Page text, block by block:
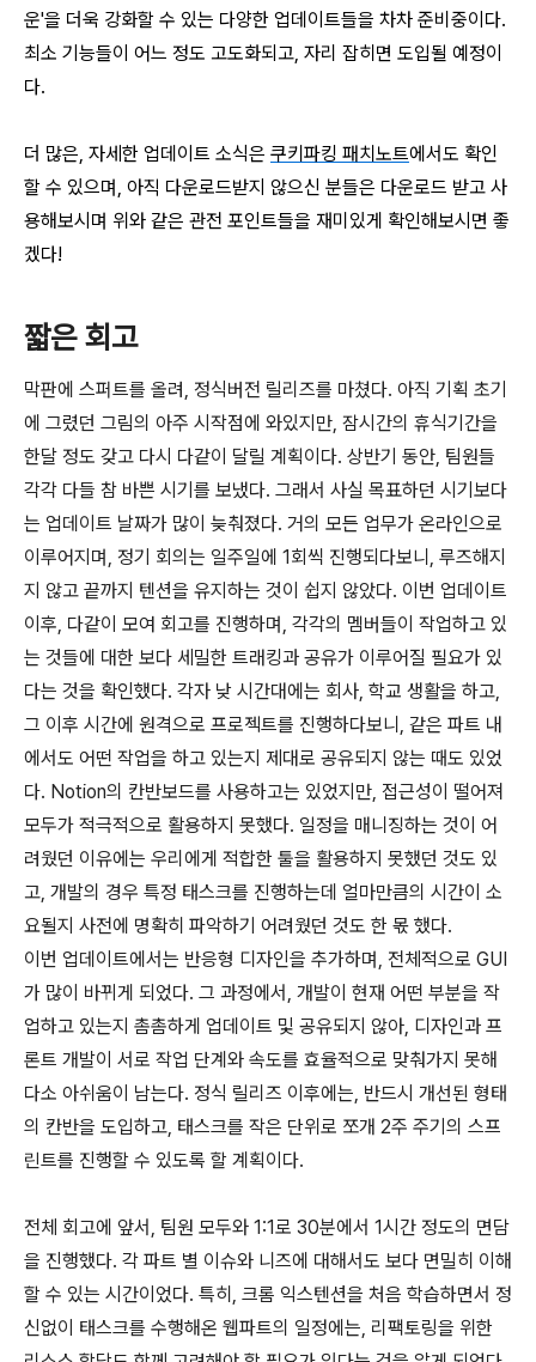
운'을 더욱 강화할 수 있는 다양한 업데이트들을 차차 준비중이다.
최소 기능들이 어느 정도 고도화되고, 자리 잡히면 도입될 예정이
다.
더 많은, 자세한 업데이트 소식은 쿠키파킹 패치노트에서도 확인
할 수 있으며, 아직 다운로드받지 않으신 분들은 다운로드 받고 사
용해보시며 위와 같은 관전 포인트들을 재미있게 확인해보시면 좋
겠다!
짧은 회고
막판에 스퍼트를 올려, 정식버전 릴리즈를 마쳤다. 아직 기획 초기
에 그렸던 그림의 아주 시작점에 와있지만, 잠시간의 휴식기간을
한달 정도 갖고 다시 다같이 달릴 계획이다. 상반기 동안, 팀원들
각각 다들 참 바쁜 시기를 보냈다. 그래서 사실 목표하던 시기보다
는 업데이트 날짜가 많이 늦춰졌다. 거의 모든 업무가 온라인으로
이루어지며, 정기 회의는 일주일에 1회씩 진행되다보니, 루즈해지
지 않고 끝까지 텐션을 유지하는 것이 쉽지 않았다. 이번 업데이트
이후, 다같이 모여 회고를 진행하며, 각각의 멤버들이 작업하고 있
는 것들에 대한 보다 세밀한 트래킹과 공유가 이루어질 필요가 있
다는 것을 확인했다. 각자 낮 시간대에는 회사, 학교 생활을 하고,
그 이후 시간에 원격으로 프로젝트를 진행하다보니, 같은 파트 내
에서도 어떤 작업을 하고 있는지 제대로 공유되지 않는 때도 있었
다. Notion의 칸반보드를 사용하고는 있었지만, 접근성이 떨어져
모두가 적극적으로 활용하지 못했다. 일정을 매니징하는 것이 어
려웠던 이유에는 우리에게 적합한 툴을 활용하지 못했던 것도 있
고, 개발의 경우 특정 태스크를 진행하는데 얼마만큼의 시간이 소
요될지 사전에 명확히 파악하기 어려웠던 것도 한 몫 했다.
이번 업데이트에서는 반응형 디자인을 추가하며, 전체적으로 GUI
가 많이 바뀌게 되었다. 그 과정에서, 개발이 현재 어떤 부분을 작
업하고 있는지 촘촘하게 업데이트 및 공유되지 않아, 디자인과 프
론트 개발이 서로 작업 단계와 속도를 효율적으로 맞춰가지 못해
다소 아쉬움이 남는다. 정식 릴리즈 이후에는, 반드시 개선된 형태
의 칸반을 도입하고, 태스크를 작은 단위로 쪼개 2주 주기의 스프
린트를 진행할 수 있도록 할 계획이다.
전체 회고에 앞서, 팀원 모두와 1:1로 30분에서 1시간 정도의 면담
을 진행했다. 각 파트 별 이슈와 니즈에 대해서도 보다 면밀히 이해
할 수 있는 시간이었다. 특히, 크롬 익스텐션을 처음 학습하면서 정
신없이 태스크를 수행해온 웹파트의 일정에는, 리팩토링을 위한